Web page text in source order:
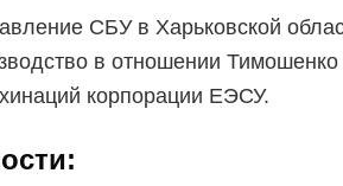
СБУ в Харьковской
в отношении
корпорации ЕЭСУ.